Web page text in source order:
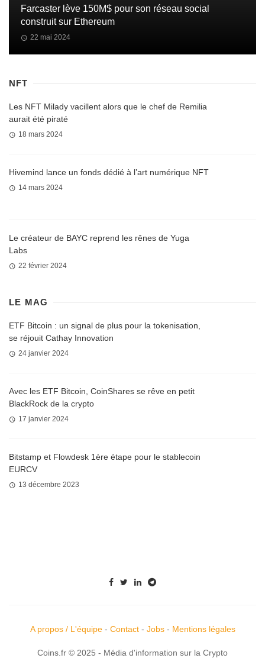
Farcaster lève 150M$ pour son réseau social
construit sur Ethereum
22 mai 2024
NFT
Les NFT Milady vacillent alors que le chef de Remilia
aurait été piraté
18 mars 2024
Hivemind lance un fonds dédié à l’art numérique NFT
14 mars 2024
Le créateur de BAYC reprend les rênes de Yuga
Labs
22 février 2024
LE MAG
ETF Bitcoin : un signal de plus pour la tokenisation,
se réjouit Cathay Innovation
24 janvier 2024
Avec les ETF Bitcoin, CoinShares se rêve en petit
BlackRock de la crypto
17 janvier 2024
Bitstamp et Flowdesk 1ère étape pour le stablecoin
EURCV
13 décembre 2023
A propos / L'équipe- Contact- Jobs- Mentions légales
Coins.fr © 2025 - Média d'information sur la Crypto